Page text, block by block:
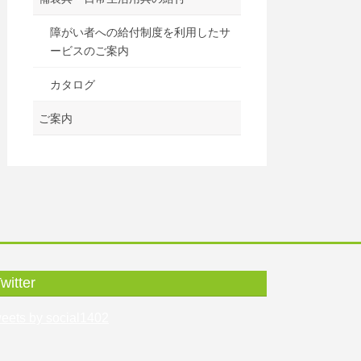
障がい者への給付制度を利用したサ
ービスのご案内
カタログ
ご案内